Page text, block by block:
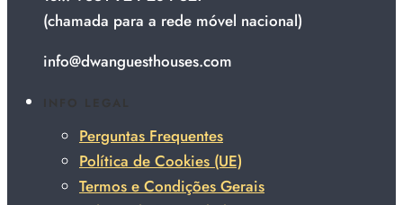
(chamada para a rede móvel nacional)
info@dwanguesthouses.com
Perguntas Frequentes
Política de Cookies (UE)
Termos e Condições Gerais